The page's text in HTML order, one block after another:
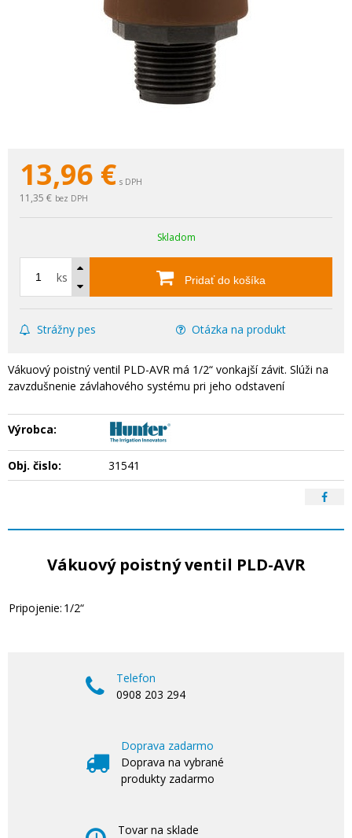
13,96 € s DPH
11,35 € bez DPH
Skladom
ks Pridať do košíka
Strážny pes Otázka na produkt
Vákuový poistný ventil PLD-AVR má 1/2“ vonkajší závit. Slúži na
zavzdušnenie závlahového systému pri jeho odstavení
Výrobca:
Obj. čislo: 31541
Vákuový poistný ventil PLD-AVR
Pripojenie: 1/2“
Telefon
0908 203 294
Doprava zadarmo
Doprava na vybrané
produkty zadarmo
Tovar na sklade